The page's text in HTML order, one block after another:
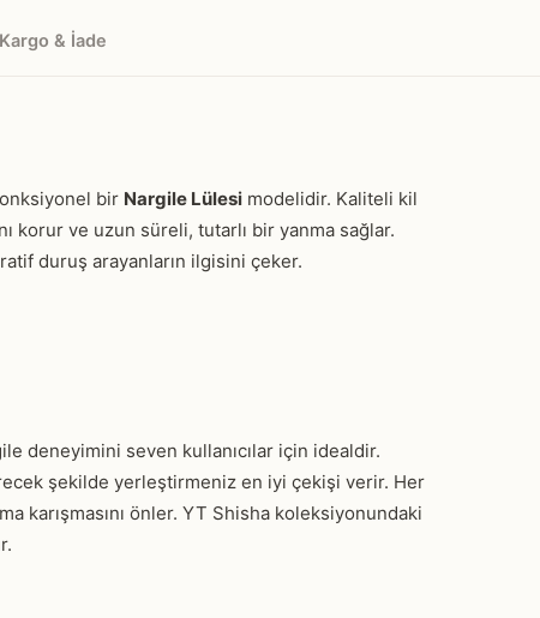
Kargo & İade
bir Nargile Lülesi modelidir. Kaliteli kil
korur ve uzun süreli, tutarlı bir yanma sağlar.
duruş arayanların ilgisini çeker.
deneyimini seven kullanıcılar için idealdir.
şekilde yerleştirmeniz en iyi çekişi verir. Her
karışmasını önler. YT Shisha koleksiyonundaki